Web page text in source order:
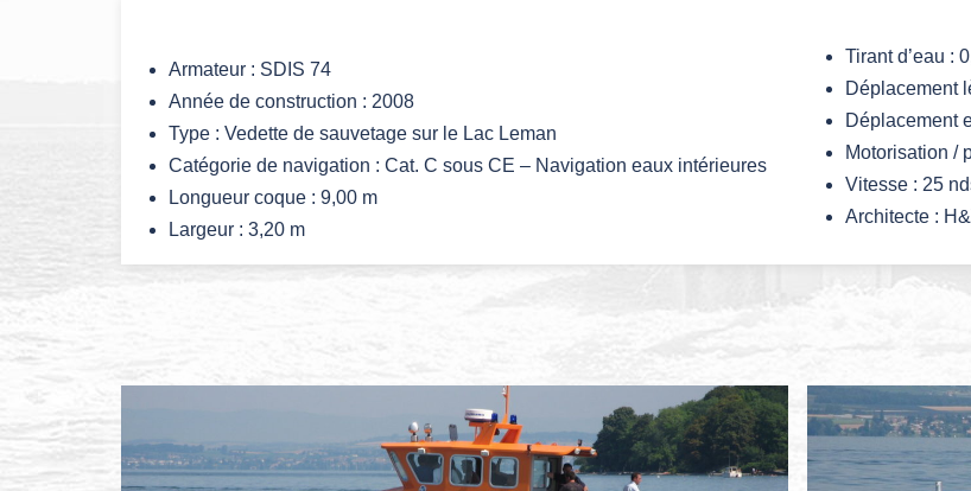
Armateur : SDIS 74
Année de construction : 2008
Type : Vedette de sauvetage sur le Lac Leman
Catégorie de navigation : Cat. C sous CE – Navigation eaux intérieures
Longueur coque : 9,00 m
Largeur : 3,20 m
Tirant d’eau :
Déplacement
Déplacement
Motorisation /
Vitesse : 25
Architecte :